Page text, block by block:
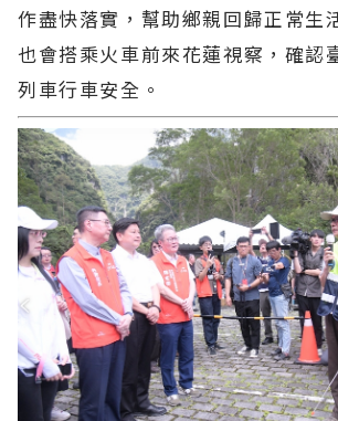
作盡快落實，幫助鄉親回歸正常生
也會搭乘火車前來花蓮視察，確認
列車行車安全。